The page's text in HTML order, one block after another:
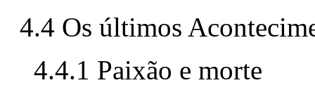
4.4 Os últimos
4.4.1 Paixão e morte